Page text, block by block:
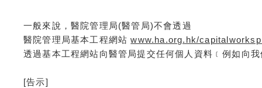
一般來說，醫院管理局(醫管局)不會透過
醫院管理局基本工程網站www.ha.org.hk/
透過基本工程網站向醫管局提交任何個人資料﹝例如向
[告示]